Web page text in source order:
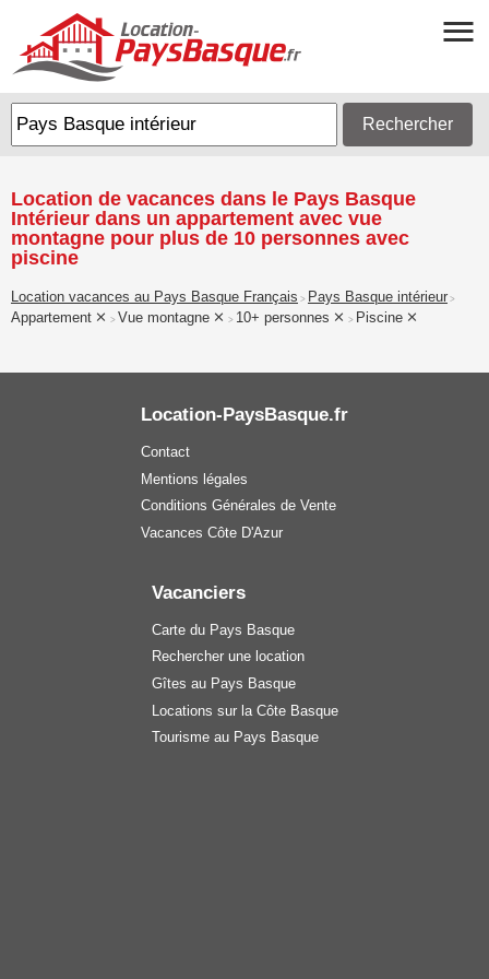
Rechercher
Location de vacances dans le Pays Basque
Intérieur dans un appartement avec vue
montagne pour plus de 10 personnes avec
piscine
Location vacances au Pays Basque Français > Pays Basque intérieur >
Appartement > Vue montagne > 10+ personnes > Piscine
Location-PaysBasque.fr
Contact
Mentions légales
Conditions Générales de Vente
Vacances Côte D'Azur
Vacanciers
Carte du Pays Basque
Rechercher une location
Gîtes au Pays Basque
Locations sur la Côte Basque
Tourisme au Pays Basque